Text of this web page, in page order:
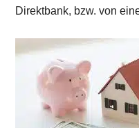
Direktbank, bzw. von